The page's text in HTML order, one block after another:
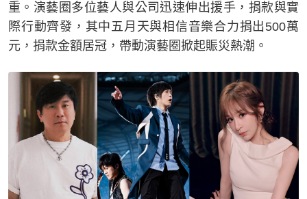
重。演藝圈多位藝人與公司迅速伸出援手，捐款與實
際行動齊發，其中五月天與相信音樂合力捐出500萬
元，捐款金額居冠，帶動演藝圈掀起賑災熱潮。